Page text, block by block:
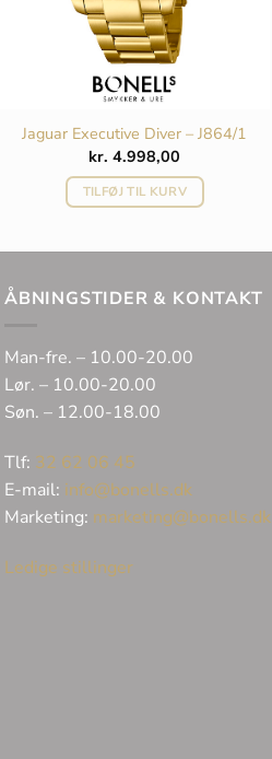
Jaguar Executive Diver – J864/1
kr. 4.998,00
TILFØJ TIL KURV
ÅBNINGSTIDER & KONTAKT
Man-fre. – 10.00-20.00
Lør. – 10.00-20.00
Søn. – 12.00-18.00
Tlf: 32 62 06 45
E-mail: info@bonells.dk
Marketing: marketing@bonells.dk
Ledige stillinger